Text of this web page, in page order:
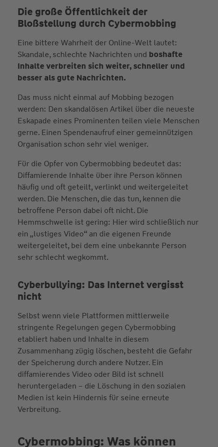
Die große Öffentlichkeit der
Bloßstellung durch Cybermobbing
Eine bittere Wahrheit der Online-Welt lautet:
Skandale, schlechte Nachrichten und boshafte
Inhalte verbreiten sich weiter, schneller und
besser als gute Nachrichten.
Das muss nicht einmal auf Mobbing bezogen
werden: Den skandalösen Artikel über die neueste
Eskapade eines Prominenten teilen viele Menschen
gerne. Einen Spendenaufruf einer gemeinnützigen
Organisation schon sehr viel weniger.
Für die Opfer von Cybermobbing bedeutet das:
Diffamierende Inhalte über ihre Person können
häufig und oft geteilt, verlinkt und weitergeleitet
werden. Die Menschen, die das tun, kennen die
betroffene Person dabei oft nicht. Die
Hemmschwelle ist gering: Hier wird schließlich nur
ein „lustiges Video“ an die eigenen Freunde
weitergeleitet, bei dem eine unbekannte Person
sehr schlecht wegkommt.
Cyberbullying: Das Internet vergisst
nicht
Selbst wenn viele Plattformen mittlerweile
stringente Regelungen gegen Cybermobbing
etabliert haben und Inhalte in diesem
Zusammenhang zügig löschen, besteht die Gefahr
der Speicherung durch andere Nutzer. Ein
diffamierendes Video oder Bild ist schnell
heruntergeladen – die Löschung in den sozialen
Medien ist kein Hindernis für seine erneute
Verbreitung.
Cybermobbing: Was können